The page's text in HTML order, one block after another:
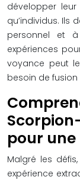
développer
qu’individus. Ils
personnel et
expériences
voyance peut
besoin de
pour
Malgré les
expérience